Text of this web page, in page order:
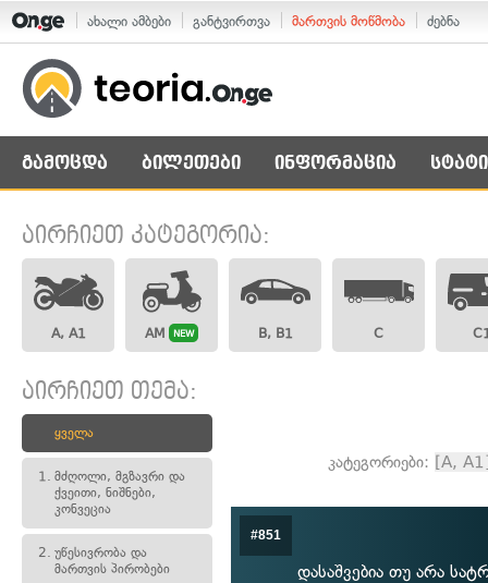
ახალი ამბები განტვირთვა მართვის მოწმობა ძებნა
გამოცდა ბილეთები ინფორმაცია
აირჩიეთ კატეგორია:
A, A1 AM NEW B, B1 C
აირჩიეთ თემა:
ყველა
1. მძღოლი, მგზავრი და
ქვეითი, ნიშნები,
კონვეცია
2. უწესივრობა და
მართვის პირობები
კატეგორიები: [A,
#851
დასაშვებია თუ არა